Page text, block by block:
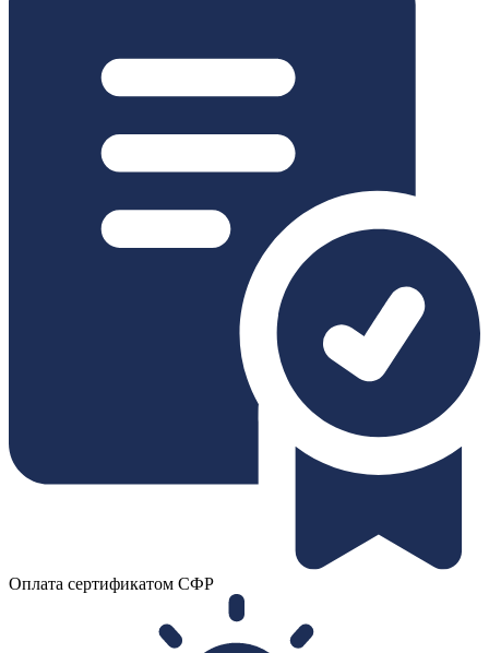
Оплата сертификатом СФР